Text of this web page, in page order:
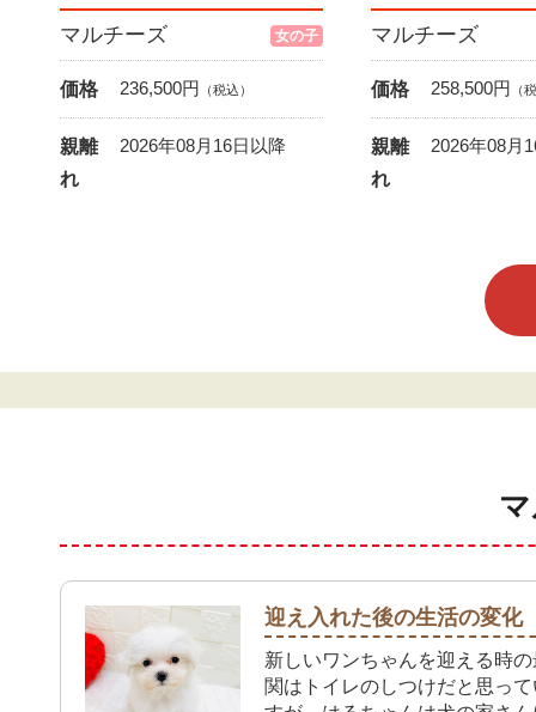
マルチーズ 女の子
価格 236,500円 （税込）
親離
れ
2026年08月16日以降
マルチーズ
価格 258,500円 （
親離
れ
2026年08月
迎え入れた後の生活の変化
新しいワンちゃんを迎える時
関はトイレのしつけだと思っ